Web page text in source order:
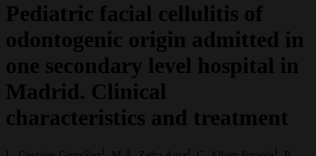
Pediatric facial cellulitis of
odontogenic origin admitted in
one secondary level hospital in
Madrid. Clinical
characteristics and treatment
1 1